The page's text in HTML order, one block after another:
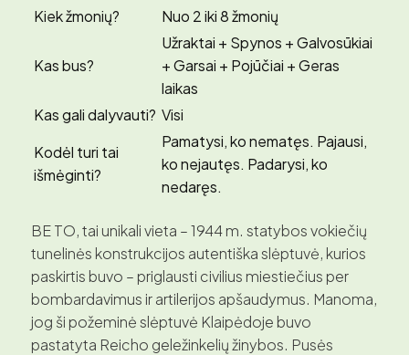
Kiek žmonių?
Nuo 2 iki 8 žmonių
Kas bus?
Užraktai + Spynos + Galvosūkiai
+ Garsai + Pojūčiai + Geras
laikas
Kas gali dalyvauti? Visi
Kodėl turi tai
išmėginti?
Pamatysi, ko nematęs. Pajausi,
ko nejautęs. Padarysi, ko
nedaręs.
BE TO, tai unikali vieta – 1944 m. statybos vokiečių
tunelinės konstrukcijos autentiška slėptuvė, kurios
paskirtis buvo – priglausti civilius miestiečius per
bombardavimus ir artilerijos apšaudymus. Manoma,
jog ši požeminė slėptuvė Klaipėdoje buvo
pastatyta Reicho geležinkelių žinybos. Pusės